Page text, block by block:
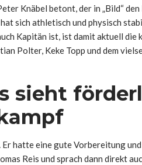
Knäbel betont, der in „Bild“
sich athletisch und physisch
Kapitän ist, ist damit aktuell die
Polter, Keke Topp und dem
sieht
hatte eine gute Vorbereitung
Reis und sprach dann direkt